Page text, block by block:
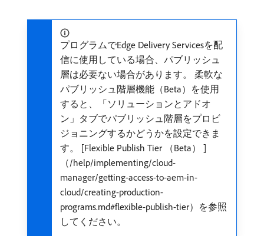
プログラムでEdge Delivery Servicesを配
信に使用している場合、パブリッシュ
層は必要ない場合があります。 柔軟な
パブリッシュ階層機能（Beta）を使用
すると、「ソリューションとアドオ
ン」タブでパブリッシュ階層をプロビ
ジョニングするかどうかを設定できま
す。 [Flexible Publish Tier （Beta） ]
（/help/implementing/cloud-
manager/getting-access-to-aem-in-
cloud/creating-production-
programs.md#flexible-publish-tier）を参照
してください。